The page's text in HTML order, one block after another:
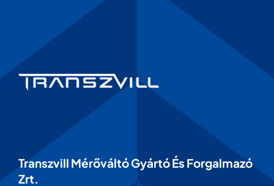
Transzvill Mérőváltó Gyártó És Forgalmazó
Zrt.